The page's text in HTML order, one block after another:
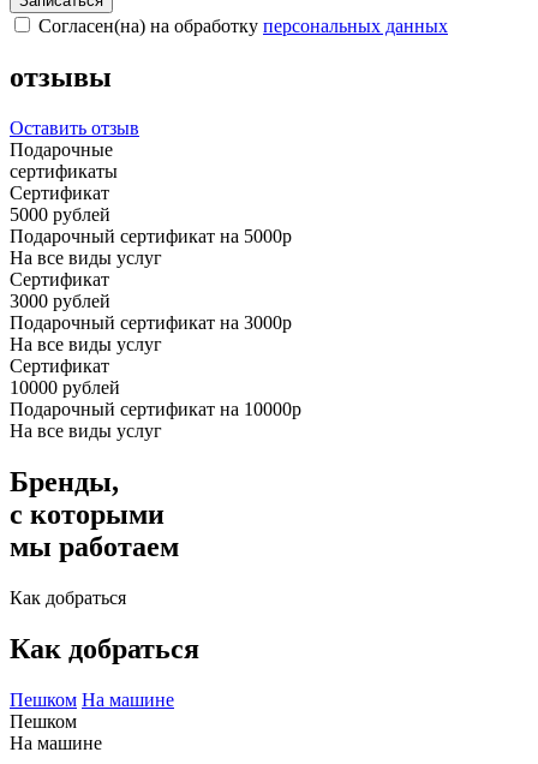
Согласен(на) на обработку персональных данных
отзывы
Оставить отзыв
Подарочные
сертификаты
Сертификат
5000 рублей
Подарочный сертификат на 5000р
На все виды услуг
Сертификат
3000 рублей
Подарочный сертификат на 3000р
На все виды услуг
Сертификат
10000 рублей
Подарочный сертификат на 10000р
На все виды услуг
Бренды,
с которыми
мы работаем
Как добраться
Как добраться
Пешком На машине
Пешком
На машине